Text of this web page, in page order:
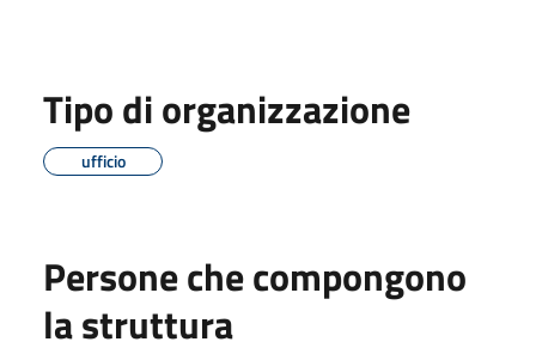
Tipo di organizzazione
ufficio
Persone che compongono
la struttura